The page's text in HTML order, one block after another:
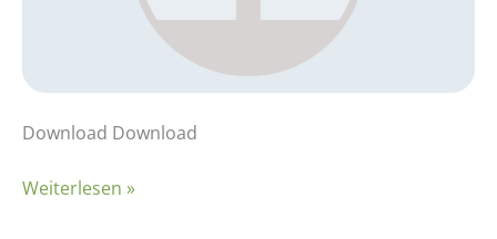
Download Download
Weiterlesen »